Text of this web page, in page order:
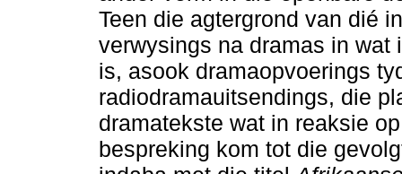
Teen die agtergrond van dié
verwysings na dramas in wat
is, asook dramaopvoerings
radiodramauitsendings, die
dramatekste wat in reaksie
bespreking kom tot die